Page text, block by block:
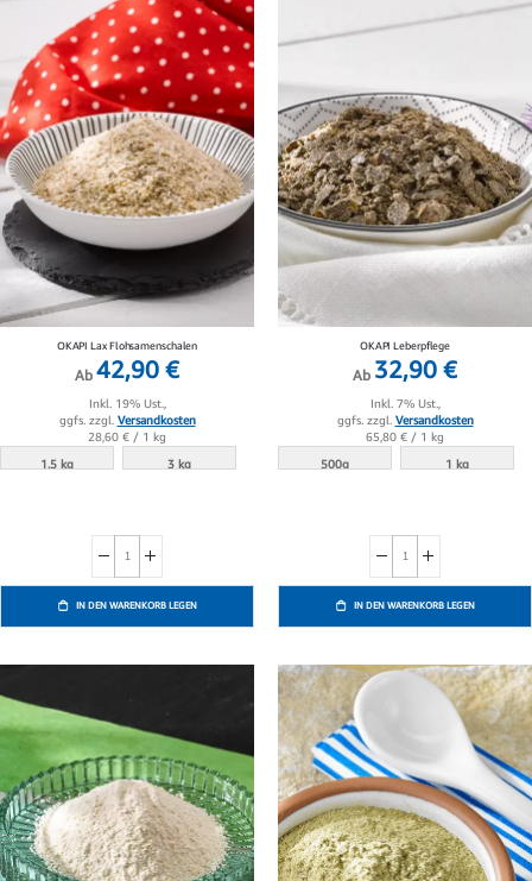
OKAPI Lax Flohsamenschalen
Ab 42,90 €
Inkl. 19% Ust.,
ggfs. zzgl. Versandkosten
28,60 € / 1 kg
1.5 kg
3 kg
IN DEN WARENKORB LEGEN
OKAPI Leberpflege
Ab 32,90 €
Inkl. 7% Ust.,
ggfs. zzgl. Versandkosten
65,80 € / 1 kg
500g
1 kg
IN DEN WARENKORB LEGEN